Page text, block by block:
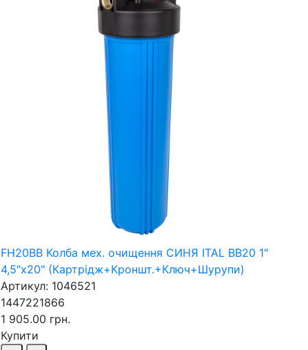
FH20BB Колба мех. очищення СИНЯ ITAL BB20 1"
4,5"х20" (Картрідж+Кроншт.+Ключ+Шурупи)
Артикул: 1046521
1447221866
1 905.00 грн.
Купити